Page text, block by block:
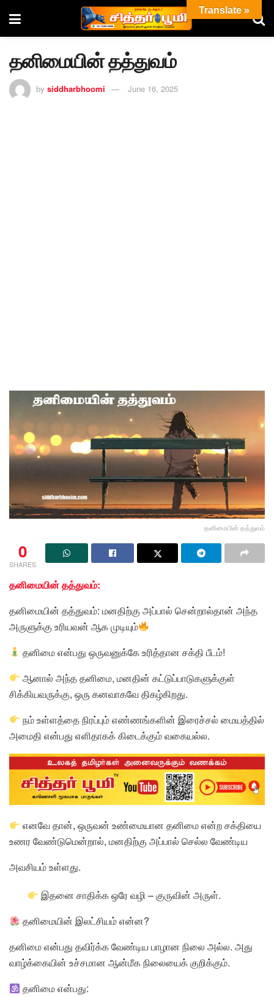
தனிமையின் தத்துவம்
by siddharbhoomi June 16, 2025
தனிமையின் தத்துவம்
0
SHARES
தனிமையின் தத்துவம்:
தனிமையின் தத்துவம்: மனதிற்கு அப்பால் சென்றால்தான் அந்த
அருளுக்கு உரியவன் ஆக முடியும்
தனிமை என்பது ஒருவனுக்கே உரித்தான சக்தி பீடம்!
ஆனால் அந்த தனிமை, மனதின் கட்டுப்பாடுகளுக்குள்
சிக்கியவருக்கு, ஒரு கனவாகவே திகழ்கிறது.
நம் உள்ளத்தை நிரப்பும் எண்ணங்களின் இரைச்சல் மையத்தில்
அமைதி என்பது எளிதாகக் கிடைக்கும் வகையல்ல.
எனவே தான், ஒருவன் உண்மையான தனிமை என்ற சக்தியை
உணர வேண்டுமென்றால், மனதிற்கு அப்பால் செல்ல வேண்டிய
அவசியம் உள்ளது.
இதனை சாதிக்க ஒரே வழி – குருவின் அருள்.
தனிமையின் இலட்சியம் என்ன?
தனிமை என்பது தவிர்க்க வேண்டிய பாழான நிலை அல்ல. அது
வாழ்க்கையின் உச்சமான ஆன்மீக நிலையைக் குறிக்கும்.
தனிமை என்பது:
Translate »